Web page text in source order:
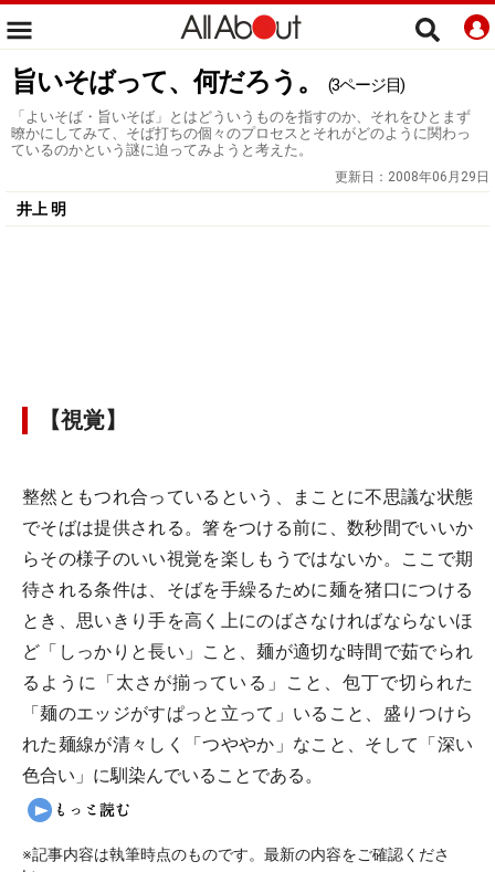
旨いそばって、何だろう。 (3ページ目)
「よいそば・旨いそば」とはどういうものを指すのか、それをひとまず
暸かにしてみて、そば打ちの個々のプロセスとそれがどのように関わっ
ているのかという謎に迫ってみようと考えた。
更新日： 2008年06月29日
井上 明
【視覚】
整然ともつれ合っているという、まことに不思議な状態
でそばは提供される。箸をつける前に、数秒間でいいか
らその様子のいい視覚を楽しもうではないか。ここで期
待される条件は、そばを手繰るために麺を猪口につける
とき、思いきり手を高く上にのばさなければならないほ
ど「しっかりと長い」こと、麺が適切な時間で茹でられ
るように「太さが揃っている」こと、包丁で切られた
「麺のエッジがすぱっと立って」いること、盛りつけら
れた麺線が清々しく「つややか」なこと、そして「深い
色合い」に馴染んでいることである。
※記事内容は執筆時点のものです。最新の内容をご確認くださ